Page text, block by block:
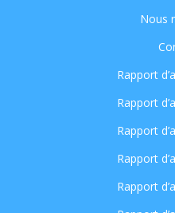
Nous
Rapport
Rapport
Rapport
Rapport
Rapport